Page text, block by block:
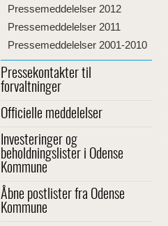
Pressemeddelelser 2012
Pressemeddelelser 2011
Pressemeddelelser 2001-2010
Pressekontakter til
forvaltninger
Officielle meddelelser
Investeringer og
beholdningslister i Odense
Kommune
Åbne postlister fra Odense
Kommune